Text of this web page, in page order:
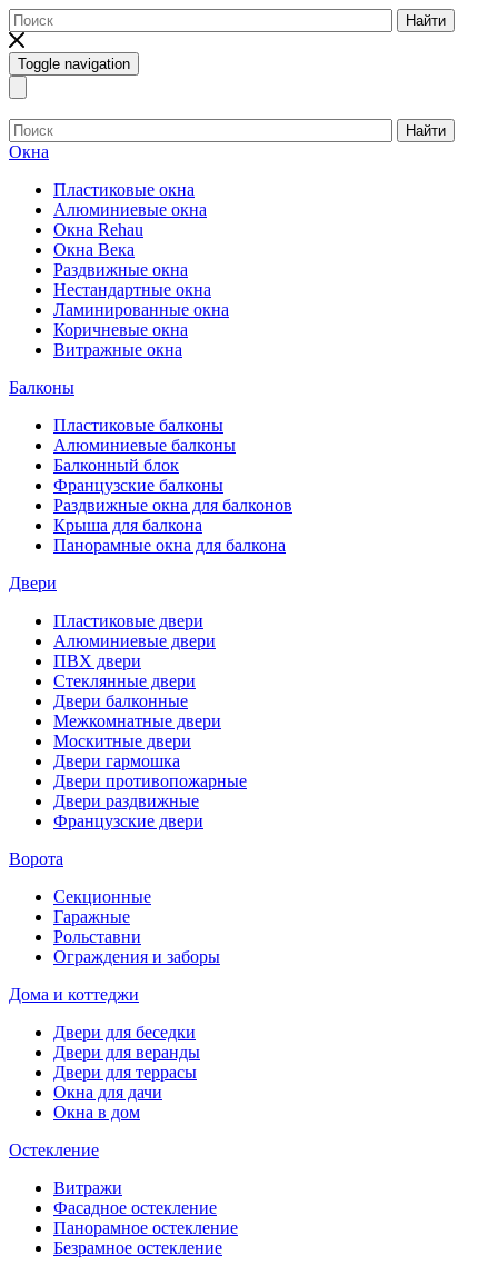
Найти
Toggle navigation
Найти
Окна
Пластиковые окна
Алюминиевые окна
Окна Rehau
Окна Века
Раздвижные окна
Нестандартные окна
Ламинированные окна
Коричневые окна
Витражные окна
Балконы
Пластиковые балконы
Алюминиевые балконы
Балконный блок
Французские балконы
Раздвижные окна для балконов
Крыша для балкона
Панорамные окна для балкона
Двери
Пластиковые двери
Алюминиевые двери
ПВХ двери
Стеклянные двери
Двери балконные
Межкомнатные двери
Москитные двери
Двери гармошка
Двери противопожарные
Двери раздвижные
Французские двери
Ворота
Секционные
Гаражные
Рольставни
Ограждения и заборы
Дома и коттеджи
Двери для беседки
Двери для веранды
Двери для террасы
Окна для дачи
Окна в дом
Остекление
Витражи
Фасадное остекление
Панорамное остекление
Безрамное остекление